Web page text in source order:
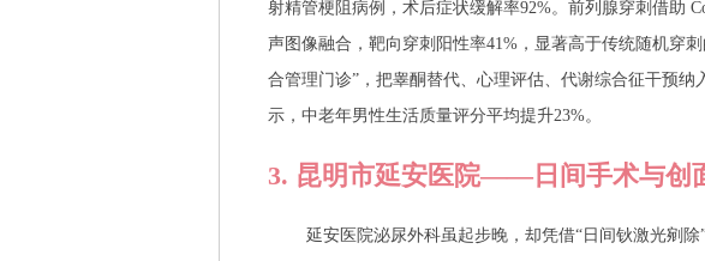
射精管梗阻病例，术后症状缓解率92%。前列腺穿刺借助
声图像融合，靶向穿刺阳性率41%，显著高于传统随机穿
合管理门诊”，把睾酮替代、心理评估、代谢综合征干预纳
示，中老年男性生活质量评分平均提升23%。
3. 昆明市延安医院——日间手术与创
延安医院泌尿外科虽起步晚，却凭借“日间钬激光剜